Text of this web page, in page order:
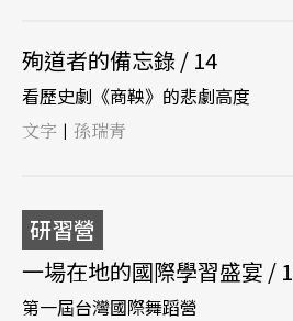
殉道者的備忘錄 / 14
看歷史劇《商鞅》的悲劇高度
文字 | 孫瑞青
研習營
一場在地的國際學習盛宴 /
第一屆台灣國際舞蹈營